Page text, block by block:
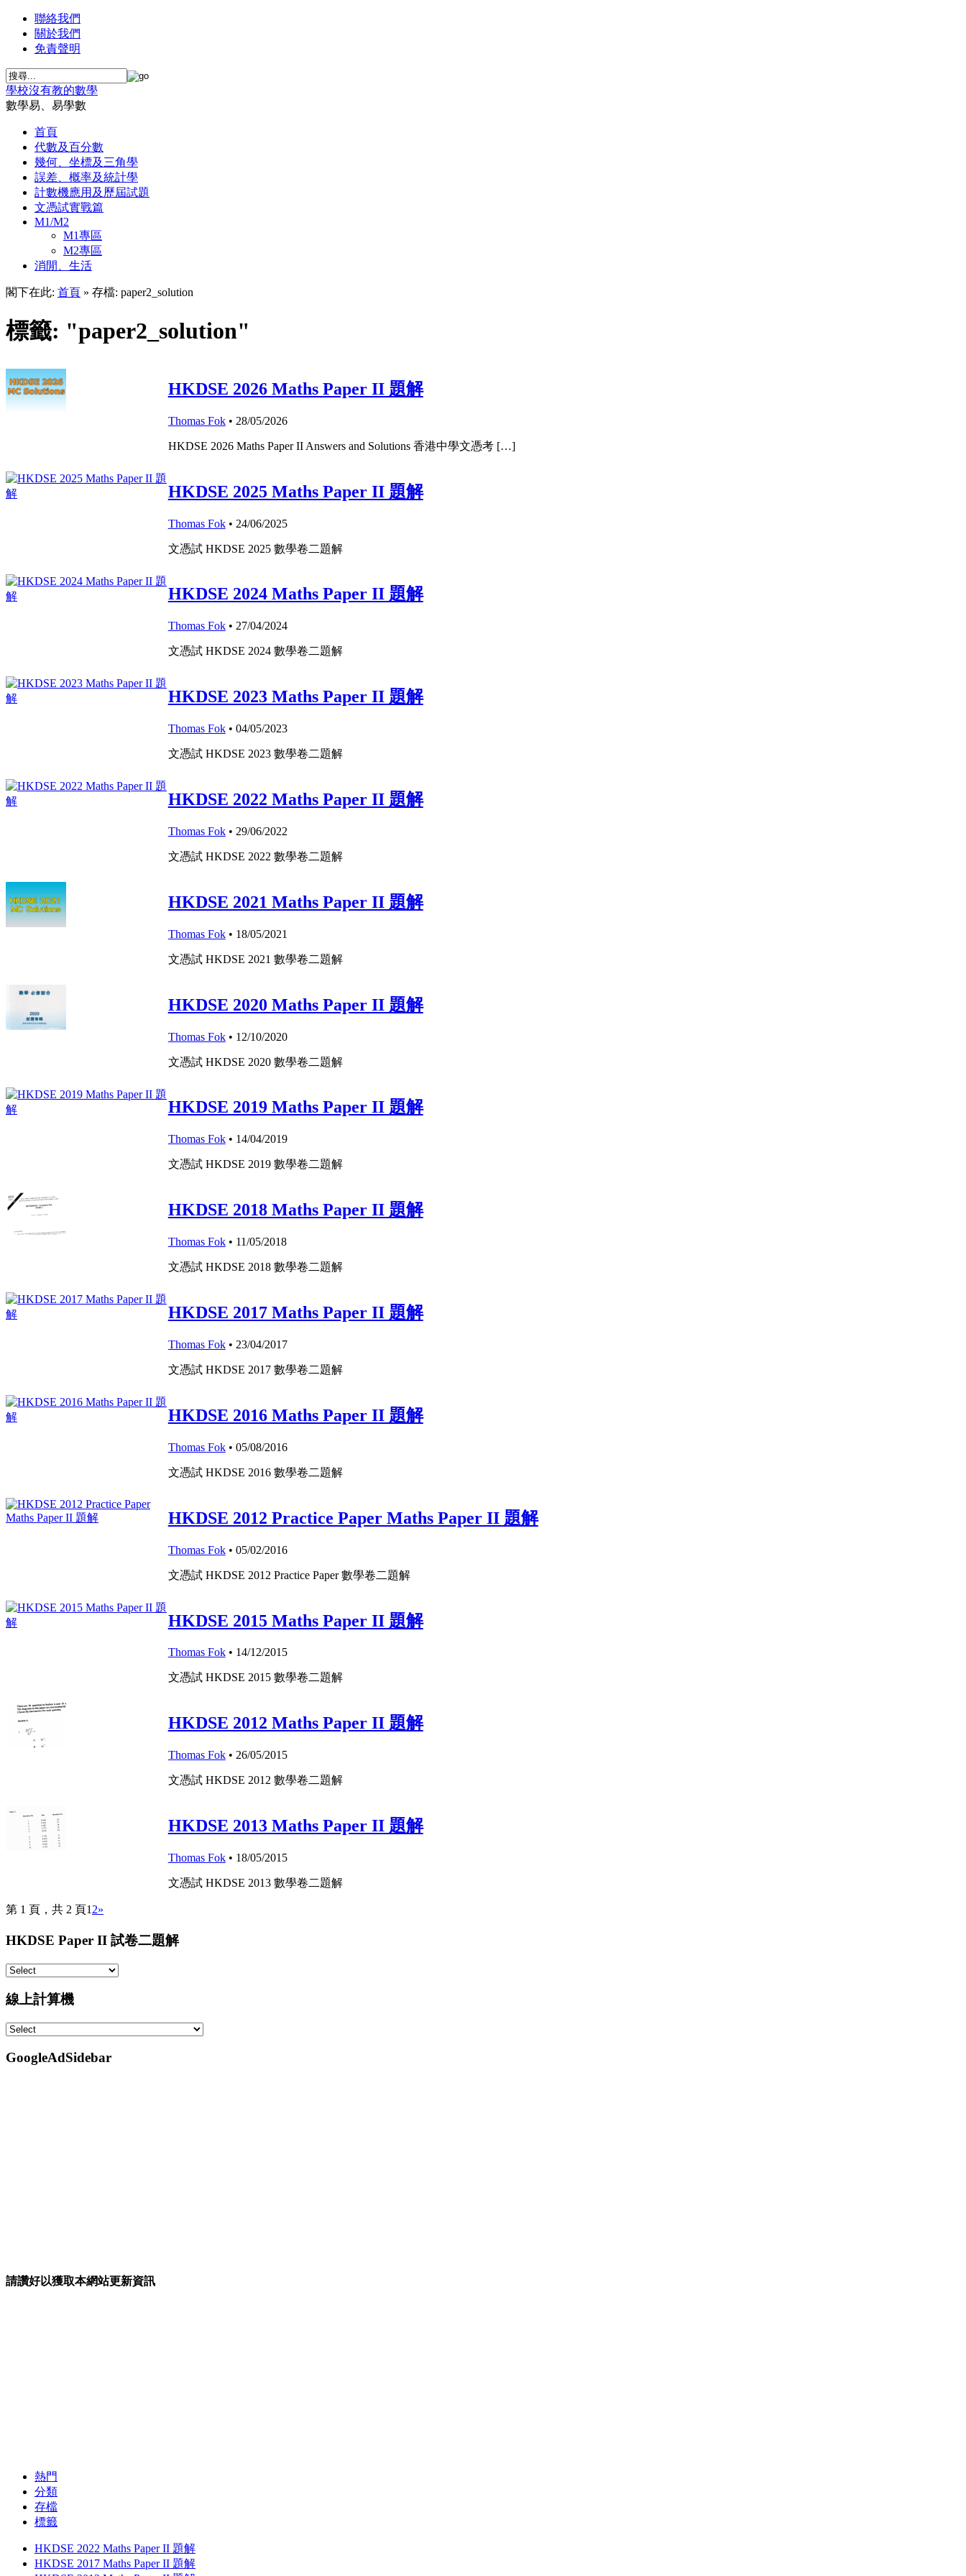
聯絡我們
關於我們
免責聲明
學校沒有教的數學
數學易、易學數
首頁
代數及百分數
幾何、坐標及三角學
誤差、概率及統計學
計數機應用及歷屆試題
文憑試實戰篇
M1/M2
M1專區
M2專區
消閒、生活
閣下在此: 首頁 » 存檔: paper2_solution
標籤: "paper2_solution"
HKDSE 2026 Maths Paper II 題解
Thomas Fok• 28/05/2026
HKDSE 2026 Maths Paper II Answers and Solutions 香港中學文憑考 […]
HKDSE 2025 Maths Paper II 題解
Thomas Fok• 24/06/2025
文憑試 HKDSE 2025 數學卷二題解
HKDSE 2024 Maths Paper II 題解
Thomas Fok• 27/04/2024
文憑試 HKDSE 2024 數學卷二題解
HKDSE 2023 Maths Paper II 題解
Thomas Fok• 04/05/2023
文憑試 HKDSE 2023 數學卷二題解
HKDSE 2022 Maths Paper II 題解
Thomas Fok• 29/06/2022
文憑試 HKDSE 2022 數學卷二題解
HKDSE 2021 Maths Paper II 題解
Thomas Fok• 18/05/2021
文憑試 HKDSE 2021 數學卷二題解
HKDSE 2020 Maths Paper II 題解
Thomas Fok• 12/10/2020
文憑試 HKDSE 2020 數學卷二題解
HKDSE 2019 Maths Paper II 題解
Thomas Fok• 14/04/2019
文憑試 HKDSE 2019 數學卷二題解
HKDSE 2018 Maths Paper II 題解
Thomas Fok• 11/05/2018
文憑試 HKDSE 2018 數學卷二題解
HKDSE 2017 Maths Paper II 題解
Thomas Fok• 23/04/2017
文憑試 HKDSE 2017 數學卷二題解
HKDSE 2016 Maths Paper II 題解
Thomas Fok• 05/08/2016
文憑試 HKDSE 2016 數學卷二題解
HKDSE 2012 Practice Paper Maths Paper II 題解
Thomas Fok• 05/02/2016
文憑試 HKDSE 2012 Practice Paper 數學卷二題解
HKDSE 2015 Maths Paper II 題解
Thomas Fok• 14/12/2015
文憑試 HKDSE 2015 數學卷二題解
HKDSE 2012 Maths Paper II 題解
Thomas Fok• 26/05/2015
文憑試 HKDSE 2012 數學卷二題解
HKDSE 2013 Maths Paper II 題解
Thomas Fok• 18/05/2015
文憑試 HKDSE 2013 數學卷二題解
第 1 頁，共 2 頁1 2»
HKDSE Paper II 試卷二題解
線上計算機
GoogleAdSidebar
請讚好以獲取本網站更新資訊
熱門
分類
存檔
標籤
HKDSE 2022 Maths Paper II 題解
HKDSE 2017 Maths Paper II 題解